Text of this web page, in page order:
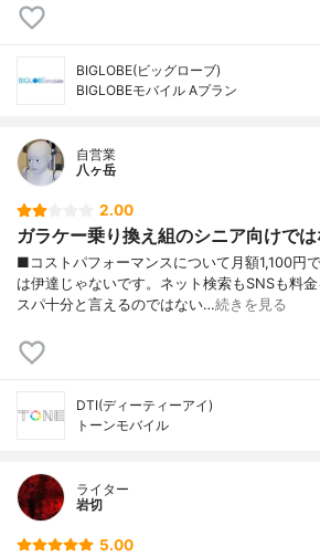
BIGLOBE(ビッグローブ)
BIGLOBEモバイル Aプラン
自営業
八ヶ岳
2.00
ガラケー乗り換え組のシニア向けで
■コストパフォーマンスについて月額1,100円
は伊達じゃないです。ネット検索もSNSも料
スパ十分と言えるのではない…続きを見る
DTI(ディーティーアイ)
トーンモバイル
ライター
岩切
5.00